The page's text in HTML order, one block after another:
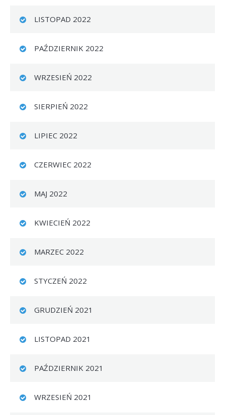
LISTOPAD 2022
PAŹDZIERNIK 2022
WRZESIEŃ 2022
SIERPIEŃ 2022
LIPIEC 2022
CZERWIEC 2022
MAJ 2022
KWIECIEŃ 2022
MARZEC 2022
STYCZEŃ 2022
GRUDZIEŃ 2021
LISTOPAD 2021
PAŹDZIERNIK 2021
WRZESIEŃ 2021